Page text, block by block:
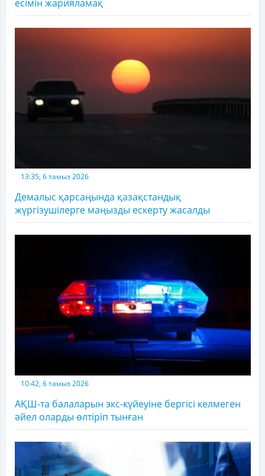
есімін жарияламақ
13:35, 6 тамыз 2026
Демалыс қарсаңында қазақстандық
жүргізушілерге маңызды ескерту жасалды
10:42, 6 тамыз 2026
АҚШ-та балаларын экс-күйеуіне бергісі келмеген
әйел оларды өлтіріп тынған